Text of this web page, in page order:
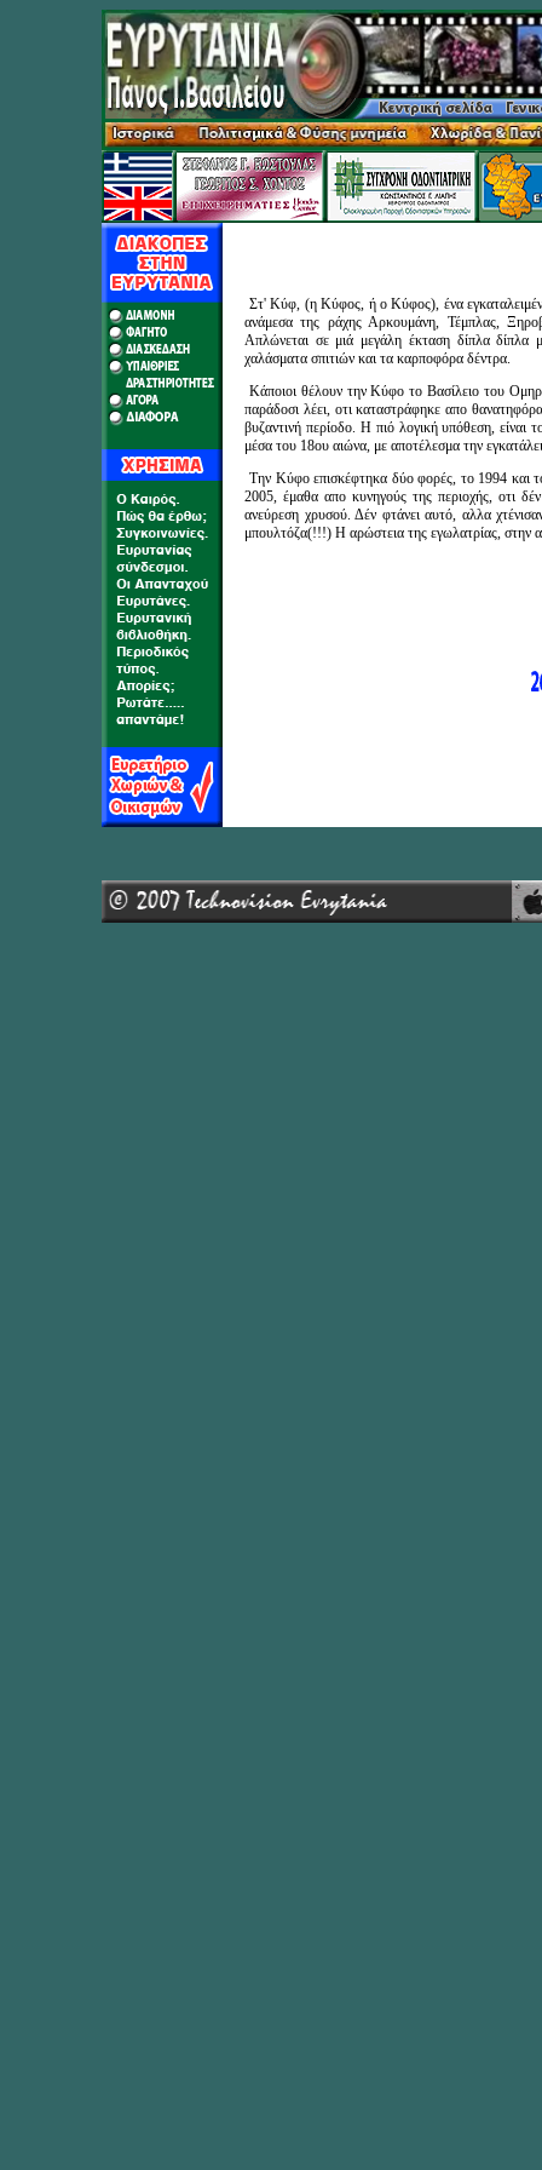
Στ' Κύφ, (η Κύφος, ή ο Κύφος), ένα
ανάμεσα της ράχης Αρκουμάνη, Τέμπλας,
Απλώνεται σε μιά μεγάλη έκταση δίπλα
χαλάσματα σπιτιών και τα καρποφόρα δέντρα.
Κάποιοι θέλουν την Κύφο το Βασίλειο του
παράδοσι λέει, οτι καταστράφηκε απο
βυζαντινή περίοδο. Η πιό λογική υπόθεση, είναι
μέσα του 18ου αιώνα, με αποτέλεσμα την
Την Κύφο επισκέφτηκα δύο φορές, το 1994 και
2005, έμαθα απο κυνηγούς της περιοχής, οτι
ανεύρεση χρυσού. Δέν φτάνει αυτό, αλλα
μπουλτόζα(!!!) Η αρώστεια της εγωλατρίας, στην